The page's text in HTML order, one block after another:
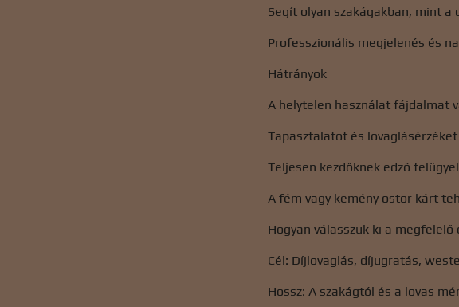
Segít olyan szakágakban, mint
Professzionális megjelenés és
Hátrányok
A helytelen használat fájdalmat
Tapasztalatot és
Teljesen kezdőknek edző
A fém vagy kemény ostor kárt
Hogyan válasszuk ki a
Cél: Díjlovaglás, díjugratás,
Hossz: A szakágtól és a lovas